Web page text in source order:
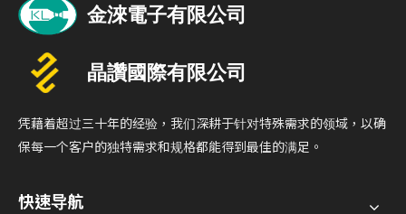
凭藉着超过三十年的经验，我们深耕于针对特殊需求的领域，以确
保每一个客户的独特需求和规格都能得到最佳的满足。
快速导航